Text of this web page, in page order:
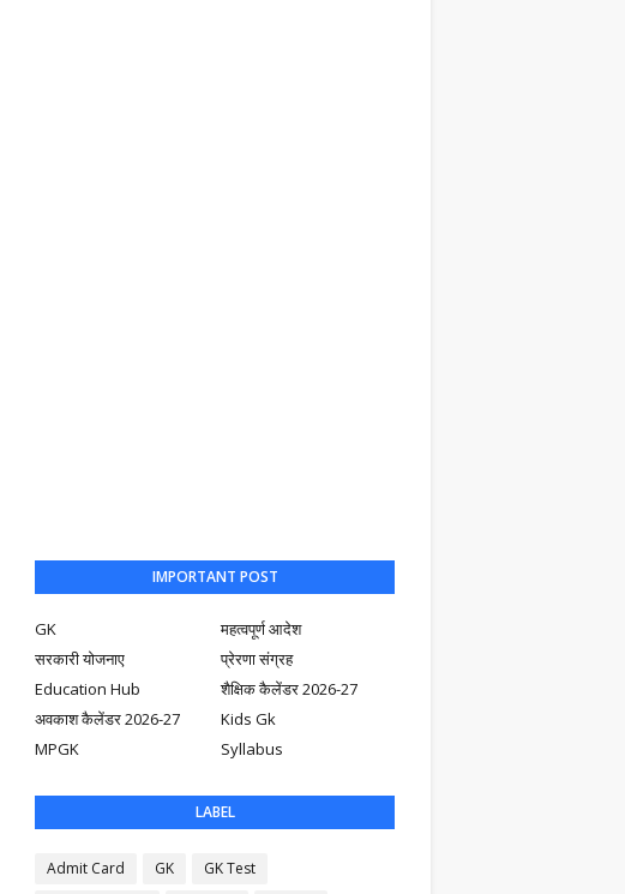
IMPORTANT POST
GK
महत्वपूर्ण आदेश
सरकारी योजनाए
प्रेरणा संग्रह
Education Hub
शैक्षिक कैलेंडर 2026-27
अवकाश कैलेंडर 2026-27
Kids Gk
MPGK
Syllabus
LABEL
Admit Card GK
GK Test